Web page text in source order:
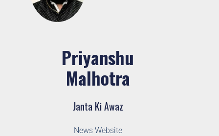
Priyanshu
Malhotra
Janta Ki Awaz
News Website